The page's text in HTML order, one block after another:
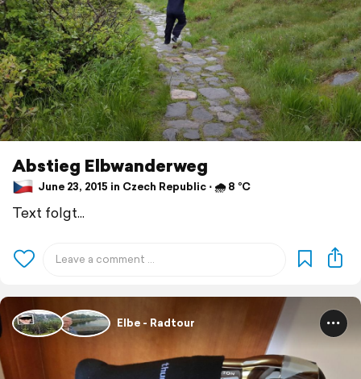
Abstieg Elbwanderweg
June 23, 2015 in Czech Republic ⋅ 🌧 8 °C
Text folgt...
Elbe - Radtour